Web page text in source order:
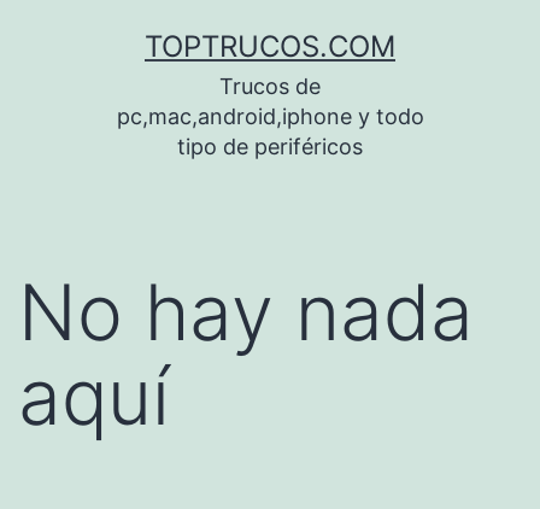
TOPTRUCOS.COM
Trucos de
pc,mac,android,iphone y todo
tipo de periféricos
No hay nada
aquí